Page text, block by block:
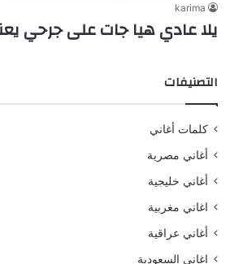
karima
يلا عادي هيا جات على جرحي
التصنيفات
كلمات أغاني
أغاني مصرية
أغاني خليجية
اغاني مغربية
أغاني عراقية
اغاني السعودية